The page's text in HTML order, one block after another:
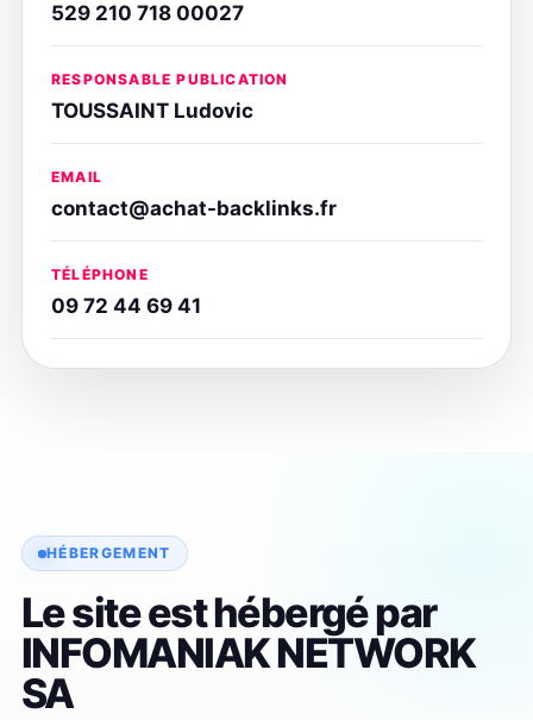
529 210 718 00027
RESPONSABLE PUBLICATION
TOUSSAINT Ludovic
EMAIL
contact@achat-backlinks.fr
TÉLÉPHONE
09 72 44 69 41
HÉBERGEMENT
Le site est hébergé par
INFOMANIAK NETWORK
SA